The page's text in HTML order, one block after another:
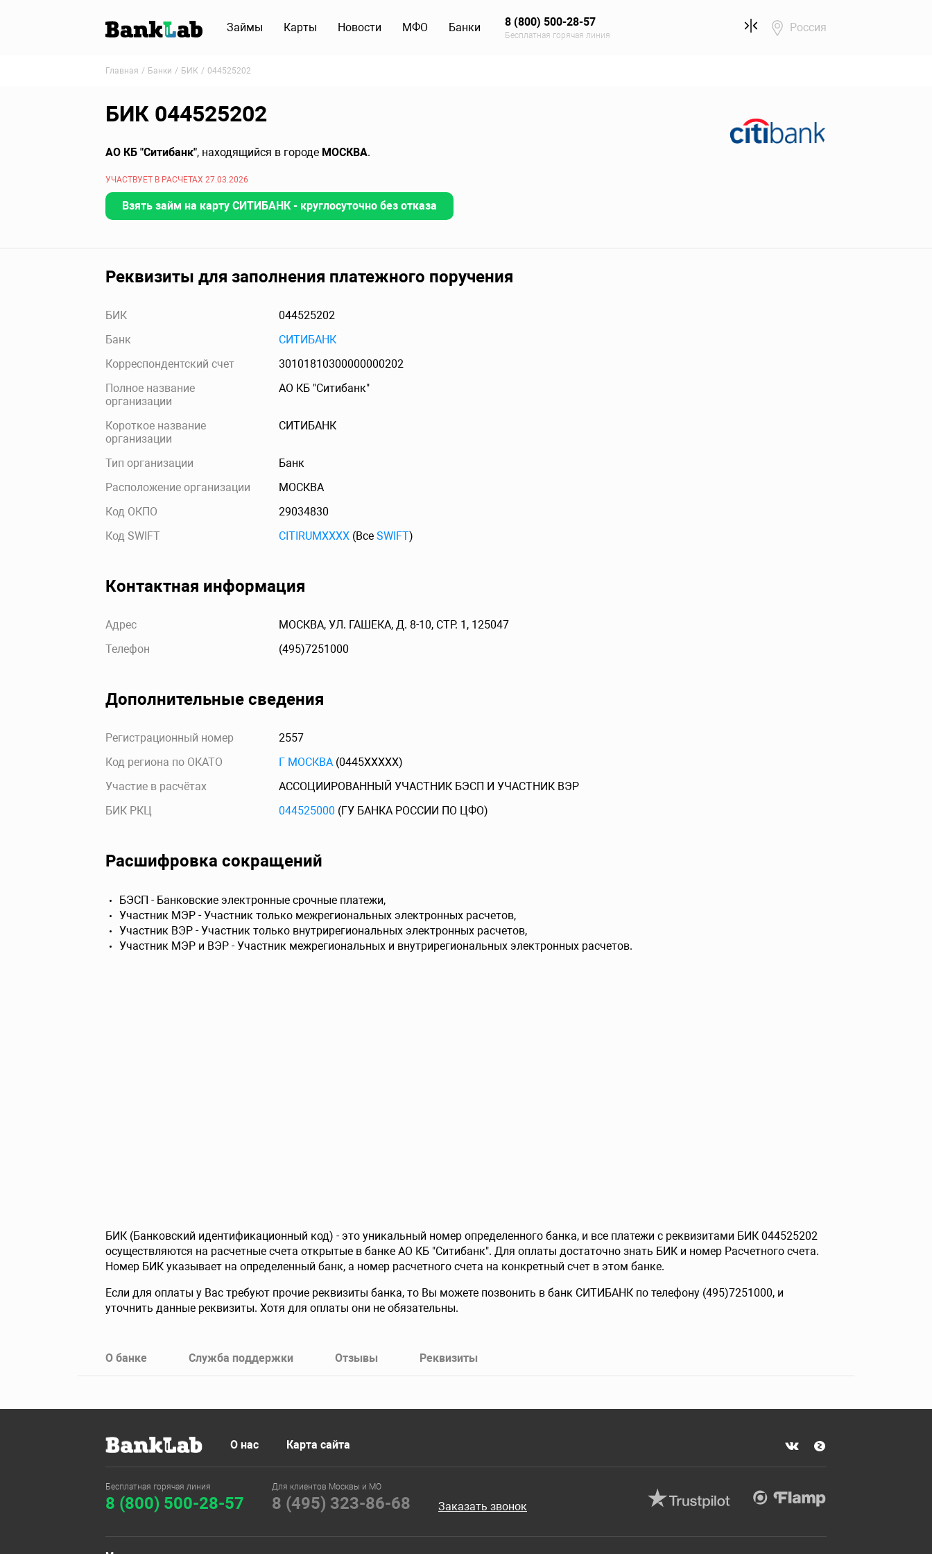
Займы Карты Новости МФО Банки 8 (800) 500-28-57
Бесплатная горячая линия
Россия
Главная Банки БИК 044525202
БИК 044525202
АО КБ "Ситибанк", находящийся в городе МОСКВА.
УЧАСТВУЕТ В РАСЧЕТАХ 27.03.2026
Взять займ на карту СИТИБАНК - круглосуточно без отказа
Реквизиты для заполнения платежного поручения
БИК
044525202
Банк
СИТИБАНК
Корреспондентский счет
30101810300000000202
Полное название
организации
АО КБ "Ситибанк"
Короткое название
организации
СИТИБАНК
Тип организации
Банк
Расположение организации
МОСКВА
Код ОКПО
29034830
Код SWIFT
CITIRUMXXXX (Все SWIFT)
Контактная информация
Адрес
МОСКВА, УЛ. ГАШЕКА, Д. 8-10, СТР. 1, 125047
Телефон
(495)7251000
Дополнительные сведения
Регистрационный номер
2557
Код региона по ОКАТО
Г МОСКВА (0445XXXXX)
Участие в расчётах
АССОЦИИРОВАННЫЙ УЧАСТНИК БЭСП И УЧАСТНИК ВЭР
БИК РКЦ
044525000 (ГУ БАНКА РОССИИ ПО ЦФО)
Расшифровка сокращений
БЭСП - Банковские электронные срочные платежи,
Участник МЭР - Участник только межрегиональных электронных расчетов,
Участник ВЭР - Участник только внутрирегиональных электронных расчетов,
Участник МЭР и ВЭР - Участник межрегиональных и внутрирегиональных электронных расчетов.
БИК (Банковский идентификационный код) - это уникальный номер определенного банка, и все платежи с реквизитами БИК 044525202
осуществляются на расчетные счета открытые в банке АО КБ "Ситибанк". Для оплаты достаточно знать БИК и номер Расчетного счета.
Номер БИК указывает на определенный банк, а номер расчетного счета на конкретный счет в этом банке.
Если для оплаты у Вас требуют прочие реквизиты банка, то Вы можете позвонить в банк СИТИБАНК по телефону (495)7251000, и
уточнить данные реквизиты. Хотя для оплаты они не обязательны.
О банке Служба поддержки Отзывы Реквизиты
О нас Карта сайта
Бесплатная горячая линия
8 (800) 500-28-57
Для клиентов Москвы и МО
8 (495) 323-86-68 Заказать звонок